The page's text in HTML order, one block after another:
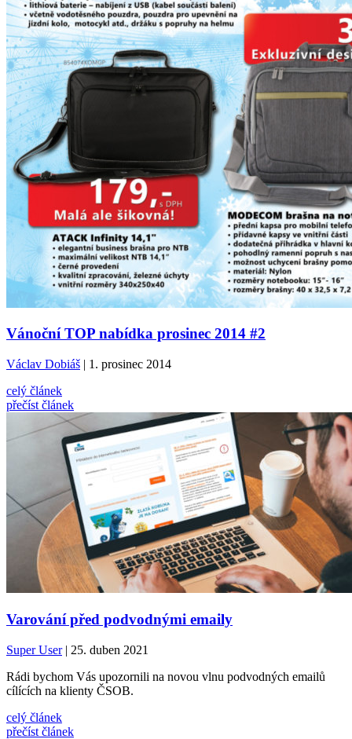
Vánoční TOP nabídka prosinec 2014 #2
Václav Dobiáš | 1. prosinec 2014
celý článek
přečíst článek
Varování před podvodnými emaily
Super User| 25. duben 2021
Rádi bychom Vás upozornili na novou vlnu podvodných emailů
cílících na klienty ČSOB.
celý článek
přečíst článek